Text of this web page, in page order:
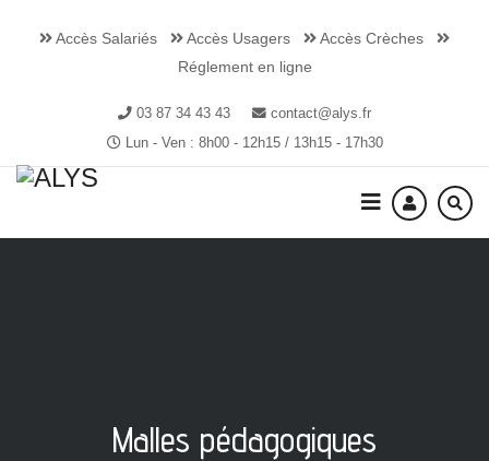
Accès Salariés Accès Usagers
Accès Crèches
Réglement en ligne
03 87 34 43 43
contact@alys.fr
Lun - Ven : 8h00 - 12h15 / 13h15 - 17h30
Malles pédagogiques